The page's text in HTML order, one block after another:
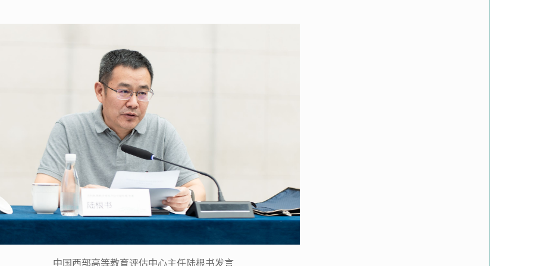
中国西部高等教育评估中心主任陆根书发言